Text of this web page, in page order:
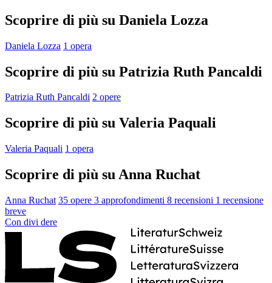
Scoprire di più su Daniela Lozza
Daniela Lozza 1 opera
Scoprire di più su Patrizia Ruth Pancaldi
Patrizia Ruth Pancaldi 2 opere
Scoprire di più su Valeria Paquali
Valeria Paquali 1 opera
Scoprire di più su Anna Ruchat
Anna Ruchat 35 opere 3 approfondimenti 8 recensioni 1 recensione
breve
Con divi dere